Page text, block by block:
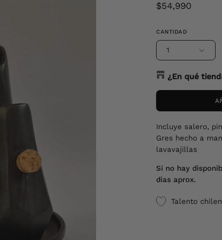
$54,990
CANTIDAD
1
¿En qué
Incluye salero,
Gres hecho a
lavavajillas
Si no hay
dias aprox.
Talento